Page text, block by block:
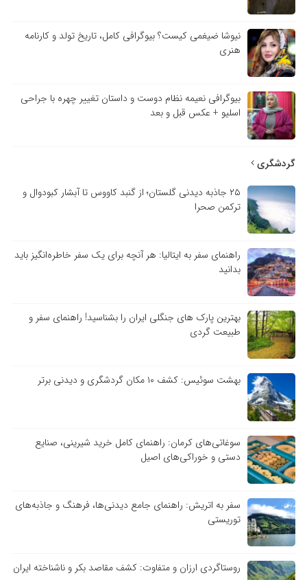
نیوشا ضیغمی کیست؟ بیوگرافی کامل، تاریخ تولد و کارنامه
هنری
بیوگرافی نعیمه نظام دوست و داستان تغییر چهره با جراحی
اسلیو + عکس قبل و بعد
گردشگری
۲۵ جاذبه دیدنی گلستان؛ از گنبد کاووس تا آبشار کبودوال و
ترکمن صحرا
راهنمای سفر به ایتالیا: هر آنچه برای یک سفر خاطره‌انگیز باید
بدانید
بهترین پارک های جنگلی ایران را بشناسید! راهنمای سفر و
طبیعت گردی
بهشت سوئیس: کشف ۱۰ مکان گردشگری و دیدنی برتر
سوغاتی‌های کرمان: راهنمای کامل خرید شیرینی، صنایع
دستی و خوراکی‌های اصیل
سفر به اتریش: راهنمای جامع دیدنی‌ها، فرهنگ و جاذبه‌های
توریستی
روستاگردی ارزان و متفاوت: کشف مقاصد بکر و ناشناخته ایران